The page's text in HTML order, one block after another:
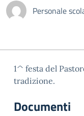
Personale
1^ festa del
tradizione.
Documenti